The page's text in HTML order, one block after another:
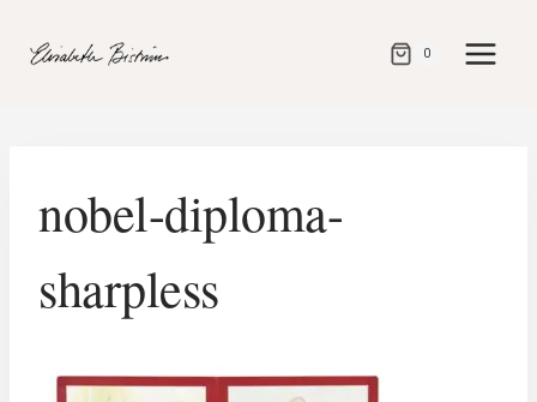
direkt
0
nobel-diploma-
sharpless